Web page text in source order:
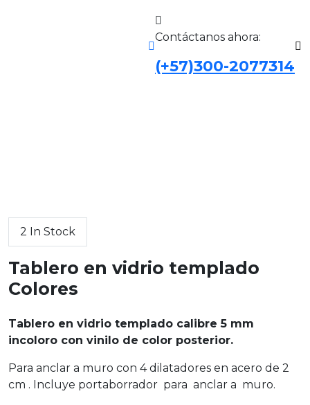
Contáctanos ahora:
(+57)300-2077314
2 In Stock
Tablero en vidrio templado
Colores
Tablero en vidrio templado calibre 5 mm
incoloro con vinilo de color posterior.
Para anclar a muro con 4 dilatadores en acero de 2
cm . Incluye portaborrador para anclar a muro.